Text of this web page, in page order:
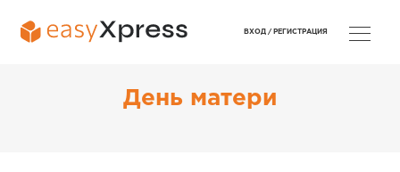
День матери
ВХОД / РЕГИСТРАЦИЯ